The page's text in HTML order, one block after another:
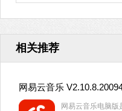
相关推荐
网易云音乐
网易云音乐电脑版